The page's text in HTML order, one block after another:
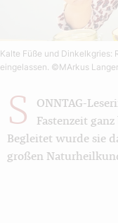
Kalte Füße und Dinkelkgries:
eingelassen. ©MArkus Langer
S
ONNTAG-
Fastenzeit
Begleitet wurde sie
großen